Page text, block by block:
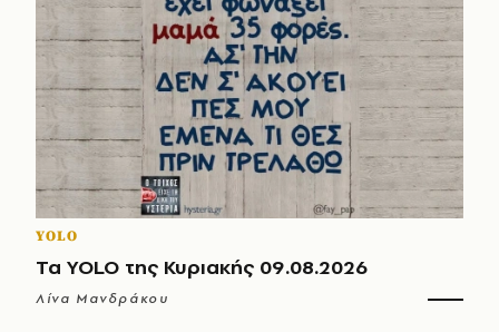
YOLO
Τα YOLO της Κυριακής 09.08.2026
Λίνα Μανδράκου